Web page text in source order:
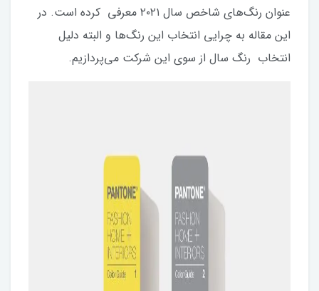
عنوان رنگ‌های شاخص سال ۲۰۲۱ معرفی کرده است. در
این مقاله به چرایی انتخاب این رنگ‌ها و البته دلیل
انتخاب رنگ سال از سوی این شرکت می‌پردازیم.